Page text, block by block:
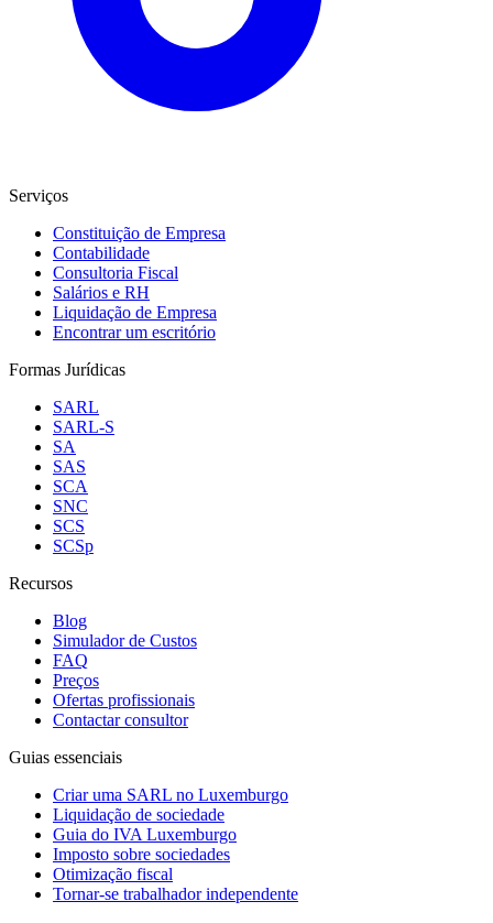
Serviços
Constituição de Empresa
Contabilidade
Consultoria Fiscal
Salários e RH
Liquidação de Empresa
Encontrar um escritório
Formas Jurídicas
SARL
SARL-S
SA
SAS
SCA
SNC
SCS
SCSp
Recursos
Blog
Simulador de Custos
FAQ
Preços
Ofertas profissionais
Contactar consultor
Guias essenciais
Criar uma SARL no Luxemburgo
Liquidação de sociedade
Guia do IVA Luxemburgo
Imposto sobre sociedades
Otimização fiscal
Tornar-se trabalhador independente